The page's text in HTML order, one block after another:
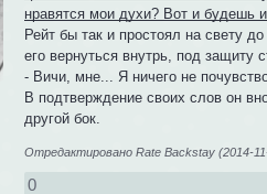
нравятся мои духи? Вот и будешь
Рейт бы так и простоял на свету
его вернуться внутрь, под защиту
- Вичи, мне... Я ничего не
В подтверждение своих слов он
другой бок.
Отредактировано Rate Backstay (2014-
0